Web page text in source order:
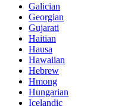
Galician
Georgian
Gujarati
Haitian
Hausa
Hawaiian
Hebrew
Hmong
Hungarian
Icelandic